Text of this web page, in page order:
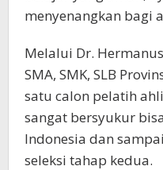
menyenangkan bagi
Melalui Dr.
SMA, SMK, SLB
satu calon pelatih
sangat bersyukur
Indonesia dan
seleksi tahap kedua.